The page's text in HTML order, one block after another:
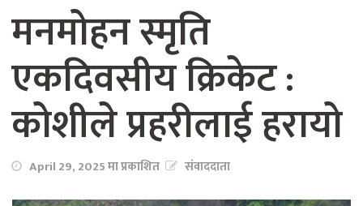
मनमोहन स्मृति
एकदिवसीय क्रिकेट :
कोशीले प्रहरीलाई हरायो
April 29, 2025 मा प्रकाशित संवाददाता